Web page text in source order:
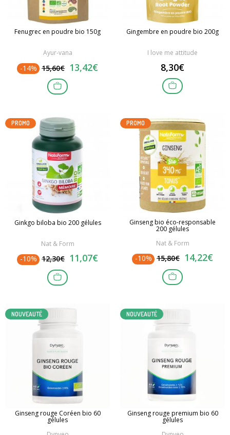
Fenugrec en poudre bio 150g
Ayur-vana
-14% 15,60€ 13,42€
Gingembre en poudre bio 200g
I love me attitude
8,30€
PROMO
Ginkgo biloba bio 200 gélules
Nat & Form
-10% 12,30€ 11,07€
PROMO
Ginseng bio éco-responsable
200 gélules
Nat & Form
-10% 15,80€ 14,22€
NOUVEAUTÉ
Ginseng rouge Coréen bio 60
gélules
NOUVEAUTÉ
Ginseng rouge premium bio 60
gélules